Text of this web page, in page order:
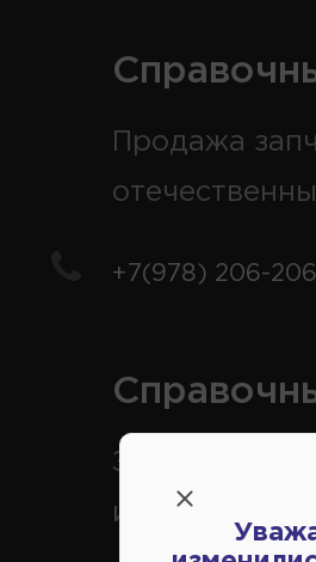
Продажа
+7(978) 206-
Заказ шин,
иномарки